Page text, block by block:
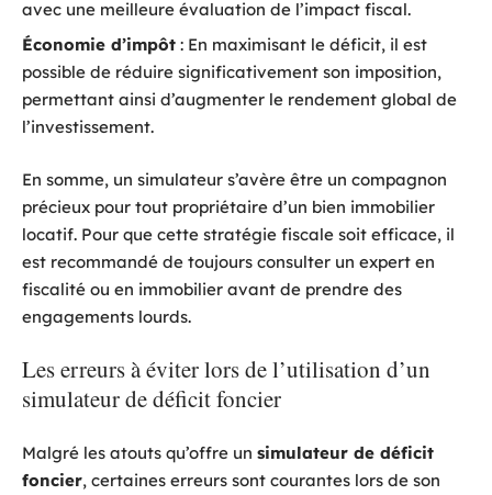
avec une meilleure évaluation de l’impact fiscal.
Économie d’impôt : En maximisant le déficit, il est
possible de réduire significativement son imposition,
permettant ainsi d’augmenter le rendement global de
l’investissement.
En somme, un simulateur s’avère être un compagnon
précieux pour tout propriétaire d’un bien immobilier
locatif. Pour que cette stratégie fiscale soit efficace, il
est recommandé de toujours consulter un expert en
fiscalité ou en immobilier avant de prendre des
engagements lourds.
Les erreurs à éviter lors de l’utilisation d’un
simulateur de déficit foncier
Malgré les atouts qu’offre un simulateur de déficit
foncier, certaines erreurs sont courantes lors de son